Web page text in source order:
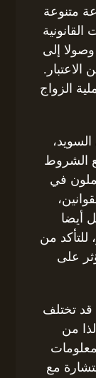
متنوعة
وصولا إلى
الاعتبار.
الزواج
الشروط
في
أيضا
للتأكد من
على
قد تختلف
من
مع